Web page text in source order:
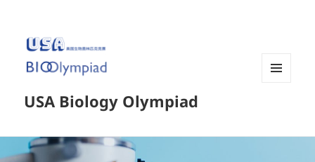
USA Biology Olympiad